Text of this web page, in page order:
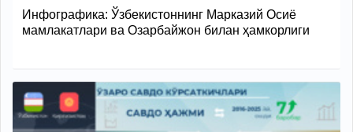
Инфографика: Ўзбекистоннинг Марказий Осиё
мамлакатлари ва Озарбайжон билан ҳамкорлиги